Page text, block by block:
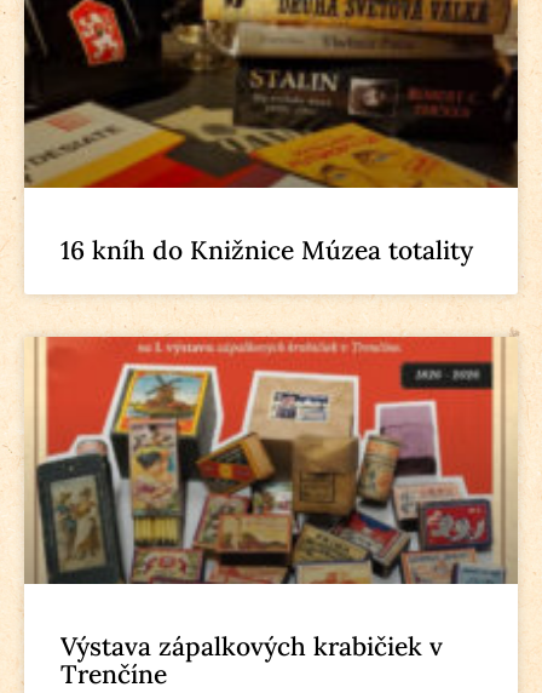
16 kníh do Knižnice Múzea totality
Výstava zápalkových krabičiek v
Trenčíne